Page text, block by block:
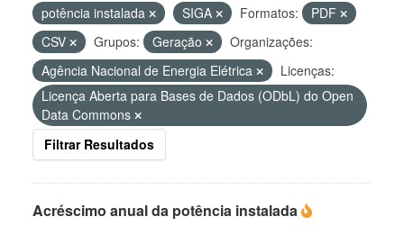
potência instalada
SIGA Formatos:
PDF
CSV
Grupos: Geração
Organizações:
Agência Nacional de Energia Elétrica
Licenças:
Licença Aberta para Bases de Dados (ODbL) do Open
Data Commons
Filtrar Resultados
Acréscimo anual da potência instalada